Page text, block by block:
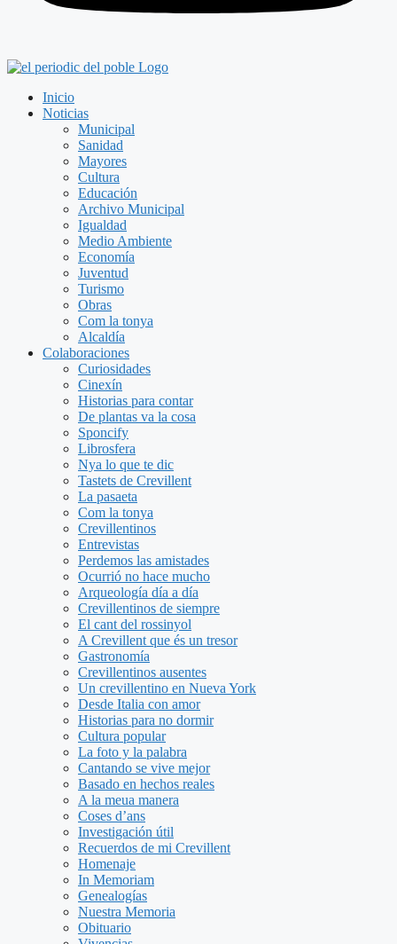
Inicio
Noticias
Municipal
Sanidad
Mayores
Cultura
Educación
Archivo Municipal
Igualdad
Medio Ambiente
Economía
Juventud
Turismo
Obras
Com la tonya
Alcaldía
Colaboraciones
Curiosidades
Cinexín
Historias para contar
De plantas va la cosa
Sponcify
Librosfera
Nya lo que te dic
Tastets de Crevillent
La pasaeta
Com la tonya
Crevillentinos
Entrevistas
Perdemos las amistades
Ocurrió no hace mucho
Arqueología día a día
Crevillentinos de siempre
El cant del rossinyol
A Crevillent que és un tresor
Gastronomía
Crevillentinos ausentes
Un crevillentino en Nueva York
Desde Italia con amor
Historias para no dormir
Cultura popular
La foto y la palabra
Cantando se vive mejor
Basado en hechos reales
A la meua manera
Coses d’ans
Investigación útil
Recuerdos de mi Crevillent
Homenaje
In Memoriam
Genealogías
Nuestra Memoria
Obituario